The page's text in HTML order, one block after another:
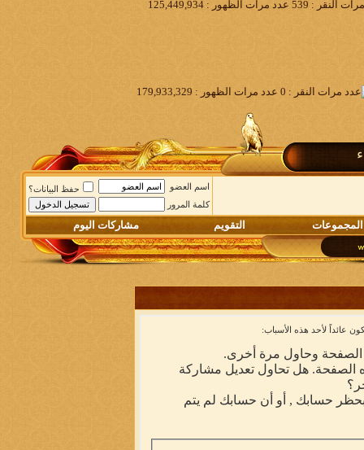
اسم العضو
حفظ البيانات؟
كلمة المرور
المجموعات التقويم مشاركات اليوم
عائداً لأحد هذه الأسباب:
الصفحة وحاول مرة أخرى.
الصفحة. هل تحاول تعديل مشاركة
بحظر حسابك , أو أن حسابك لم يتم